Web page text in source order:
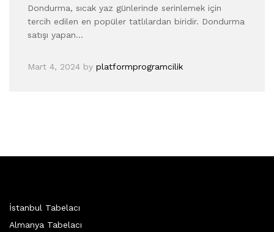
Dondurma, sıcak yaz günlerinde serinlemek için
tercih edilen en popüler tatlılardan biridir. Dondurma
satışı yapan…
Mart 4, 2024 by platformprogramcilik
İstanbul Tabelacı
Almanya Tabelacı